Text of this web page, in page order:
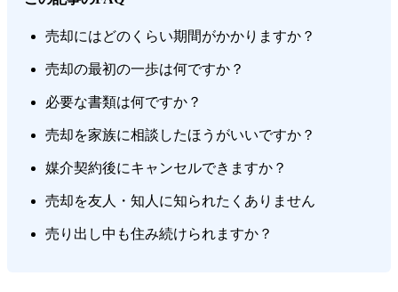
売却にはどのくらい期間がかかりますか？
売却の最初の一歩は何ですか？
必要な書類は何ですか？
売却を家族に相談したほうがいいですか？
媒介契約後にキャンセルできますか？
売却を友人・知人に知られたくありません
売り出し中も住み続けられますか？